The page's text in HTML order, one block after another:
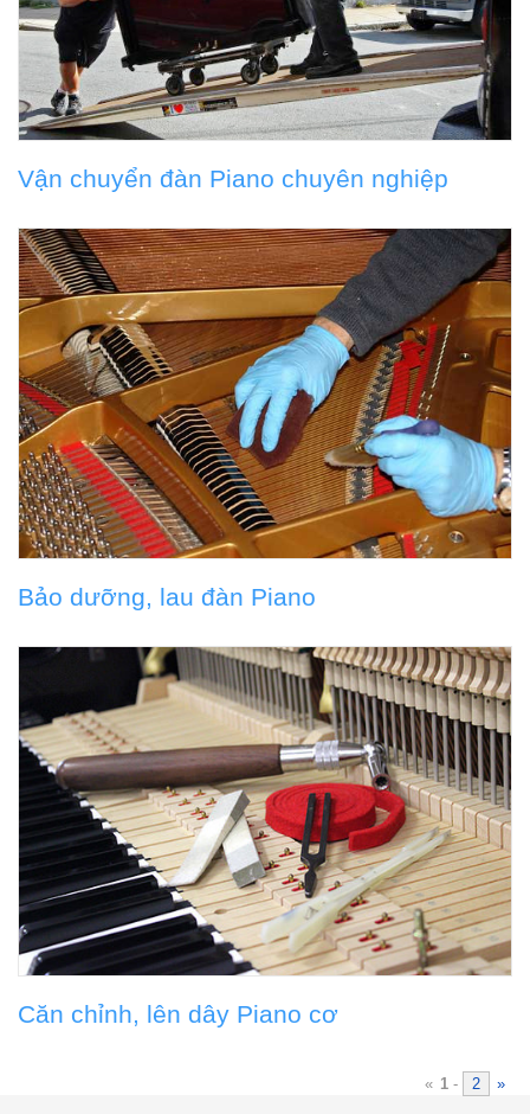
Vận chuyển đàn Piano chuyên nghiệp
Bảo dưỡng, lau đàn Piano
Căn chỉnh, lên dây Piano cơ
« 1 - 2 »